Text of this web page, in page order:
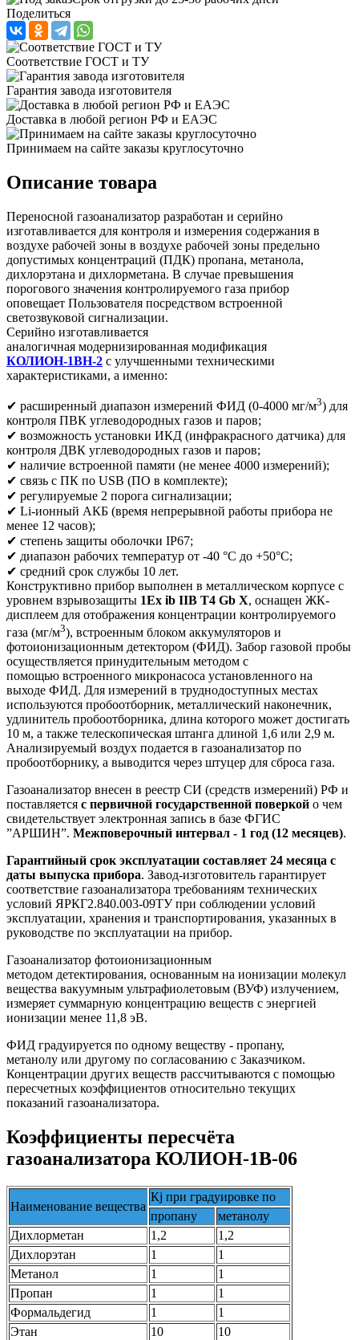
Поделиться
Соответствие ГОСТ и ТУ
Гарантия завода изготовителя
Доставка в любой регион РФ и ЕАЭС
Принимаем на сайте заказы круглосуточно
Описание товара
Переносной газоанализатор разработан и серийно
изготавливается для контроля и измерения содержания в
воздухе рабочей зоны в воздухе рабочей зоны предельно
допустимых концентраций (ПДК) пропана, метанола,
дихлорэтана и дихлорметана. В случае превышения
порогового значения контролируемого газа прибор
оповещает Пользователя посредством встроенной
светозвуковой сигнализации.
Серийно изготавливается
аналогичная модернизированная модификация
КОЛИОН-1ВН-2 с улучшенными техническими
характеристиками, а именно:
✔ расширенный диапазон измерений ФИД (0-4000 мг/м3) для
контроля ПВК углеводородных газов и паров;
✔ возможность установки ИКД (инфракрасного датчика) для
контроля ДВК углеводородных газов и паров;
✔ наличие встроенной памяти (не менее 4000 измерений);
✔ связь с ПК по USB (ПО в комплекте);
✔ регулируемые 2 порога сигнализации;
✔ Li-ионный АКБ (время непрерывной работы прибора не
менее 12 часов);
✔ степень защиты оболочки IP67;
✔ диапазон рабочих температур от -40 °С до +50°С;
✔ средний срок службы 10 лет.
Конструктивно прибор выполнен в металлическом корпусе с
уровнем взрывозащиты 1Ex ib IIB T4 Gb X, оснащен ЖК-
дисплеем для отображения концентрации контролируемого
газа (мг/м3), встроенным блоком аккумуляторов и
фотоионизационным детектором (ФИД). Забор газовой пробы
осуществляется принудительным методом с
помощью встроенного микронасоса установленного на
выходе ФИД. Для измерений в труднодоступных местах
используются пробоотборник, металлический наконечник,
удлинитель пробоотборника, длина которого может достигать
10 м, а также телескопическая штанга длиной 1,6 или 2,9 м.
Анализируемый воздух подается в газоанализатор по
пробоотборнику, а выводится через штуцер для сброса газа.
Газоанализатор внесен в реестр СИ (средств измерений) РФ и
поставляется с первичной государственной поверкой о чем
свидетельствует электронная запись в базе ФГИС
”АРШИН”. Межповерочный интервал - 1 год (12 месяцев).
Гарантийный срок эксплуатации составляет 24 месяца с
даты выпуска прибора. Завод-изготовитель гарантирует
соответствие газоанализатора требованиям технических
условий ЯРКГ2.840.003-09ТУ при соблюдении условий
эксплуатации, хранения и транспортирования, указанных в
руководстве по эксплуатации на прибор.
Газоанализатор фотоионизационным
методом детектирования, основанным на ионизации молекул
вещества вакуумным ультрафиолетовым (ВУФ) излучением,
измеряет суммарную концентрацию веществ с энергией
ионизации менее 11,8 эВ.
ФИД градуируется по одному веществу - пропану,
метанолу или другому по согласованию с Заказчиком.
Концентрации других веществ рассчитываются с помощью
пересчетных коэффициентов относительно текущих
показаний газоанализатора.
Коэффициенты пересчёта
газоанализатора КОЛИОН-1В-06
Наименование вещества
Кj при градуировке по
пропану
метанолу
Дихлорметан
1,2
1,2
Дихлорэтан
1
1
Метанол
1
1
Пропан
1
1
Формальдегид
1
1
Этан
10 10